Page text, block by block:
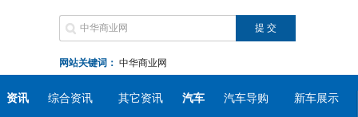
网站关键词： 中华商业网
资讯 综合资讯 其它资讯 汽车 汽车导购 新车展示